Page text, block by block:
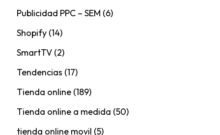
Publicidad PPC – SEM (6)
Shopify(14)
SmartTV(2)
Tendencias (17)
Tienda online(189)
Tienda online a medida (50)
tienda online movil (5)